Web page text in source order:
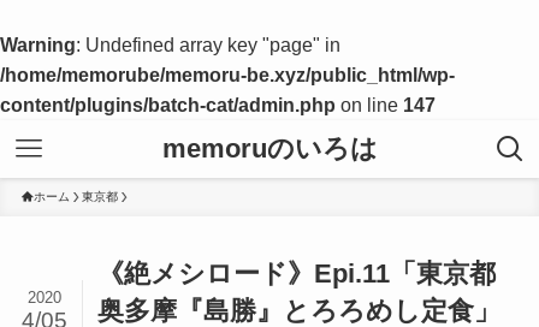
Warning: Undefined array key "page" in
/home/memorube/memoru-be.xyz/public_html/wp-
content/plugins/batch-cat/admin.php on line 147
memoruのいろは
ホーム 東京都
《絶メシロード》Epi.11「東京都
奥多摩『島勝』とろろめし定食」
2020
4/05